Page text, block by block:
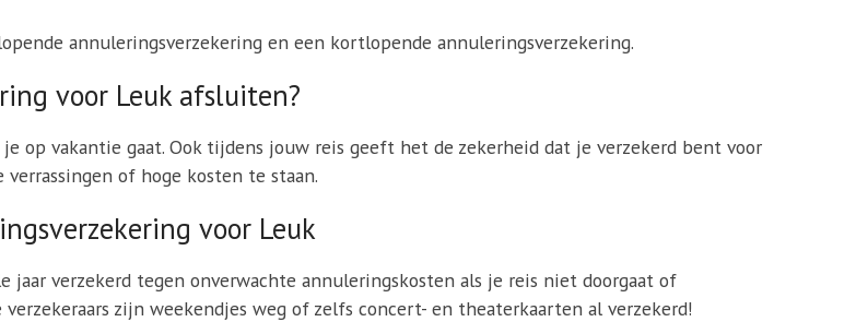
annuleringsverzekering en een kortlopende annuleringsverzekering.
voor Leuk afsluiten?
op vakantie gaat. Ook tijdens jouw reis geeft het de zekerheid dat je verzekerd bent voor
of hoge kosten te staan.
voor Leuk
verzekerd tegen onverwachte annuleringskosten als je reis niet doorgaat of
zijn weekendjes weg of zelfs concert- en theaterkaarten al verzekerd!